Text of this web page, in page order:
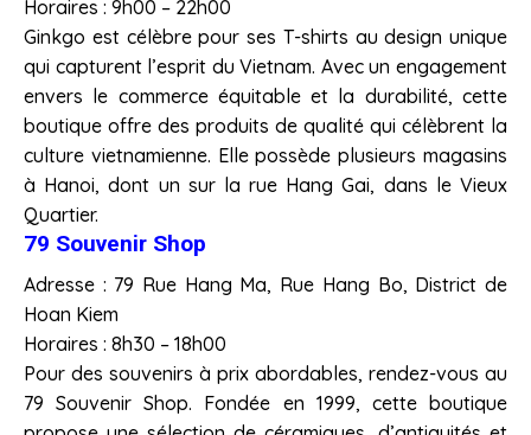
Horaires : 9h00 – 22h00
Ginkgo est célèbre pour ses T-shirts au design unique
qui capturent l’esprit du Vietnam. Avec un engagement
envers le commerce équitable et la durabilité, cette
boutique offre des produits de qualité qui célèbrent la
culture vietnamienne. Elle possède plusieurs magasins
à Hanoi, dont un sur la rue Hang Gai, dans le Vieux
Quartier.
79 Souvenir Shop
Adresse : 79 Rue Hang Ma, Rue Hang Bo, District de
Hoan Kiem
Horaires : 8h30 – 18h00
Pour des souvenirs à prix abordables, rendez-vous au
79 Souvenir Shop. Fondée en 1999, cette boutique